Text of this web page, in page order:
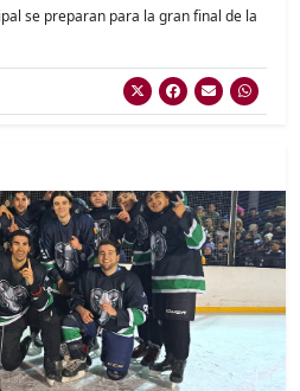
se preparan para la gran final de la